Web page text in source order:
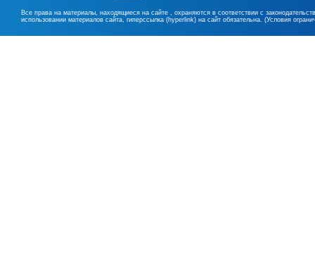
Все права на материалы, находящиеся на сайте , охраняются в соответствии с
использовании материалов сайта, гиперссылка (hyperlink) на сайт обязательна. (Условия